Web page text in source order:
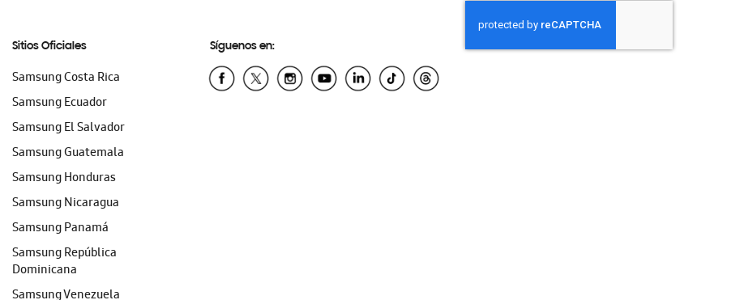
Sitios Oficiales
Samsung Costa Rica
Samsung Ecuador
Samsung El Salvador
Samsung Guatemala
Samsung Honduras
Samsung Nicaragua
Samsung Panamá
Samsung República
Dominicana
Samsung Venezuela
Síguenos en: